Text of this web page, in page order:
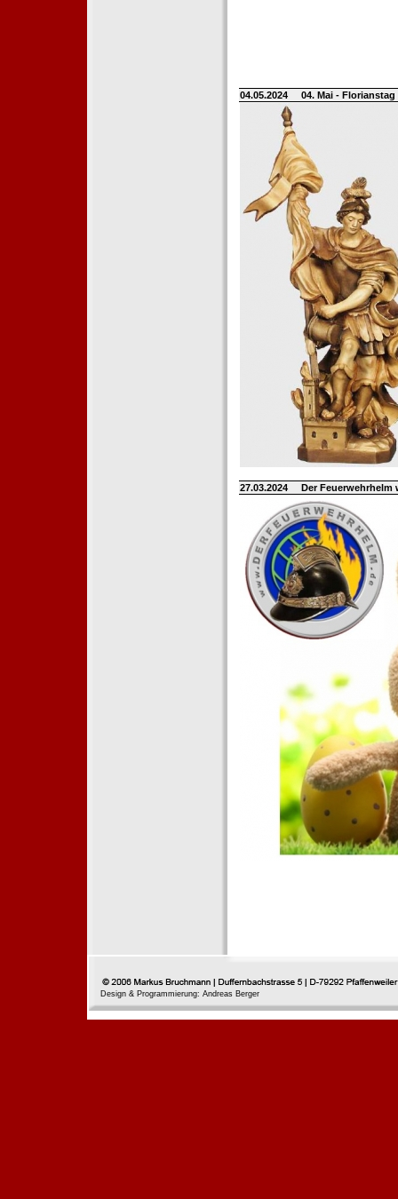
04.05.2024 04. Mai -
27.03.2024 Der
Design & Programmierung: Andreas Berger